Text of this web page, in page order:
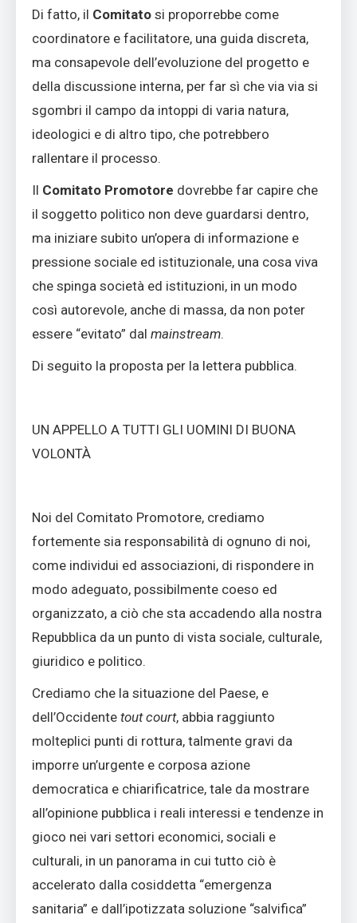
Di fatto, il Comitato si proporrebbe come
coordinatore e facilitatore, una guida discreta,
ma consapevole dell’evoluzione del progetto e
della discussione interna, per far sì che via via si
sgombri il campo da intoppi di varia natura,
ideologici e di altro tipo, che potrebbero
rallentare il processo.
Il Comitato Promotore dovrebbe far capire che
il soggetto politico non deve guardarsi dentro,
ma iniziare subito un’opera di informazione e
pressione sociale ed istituzionale, una cosa viva
che spinga società ed istituzioni, in un modo
così autorevole, anche di massa, da non poter
essere “evitato” dal mainstream.
Di seguito la proposta per la lettera pubblica.
UN APPELLO A TUTTI GLI UOMINI DI BUONA
VOLONTÀ
Noi del Comitato Promotore, crediamo
fortemente sia responsabilità di ognuno di noi,
come individui ed associazioni, di rispondere in
modo adeguato, possibilmente coeso ed
organizzato, a ciò che sta accadendo alla nostra
Repubblica da un punto di vista sociale, culturale,
giuridico e politico.
Crediamo che la situazione del Paese, e
dell’Occidente tout court, abbia raggiunto
molteplici punti di rottura, talmente gravi da
imporre un’urgente e corposa azione
democratica e chiarificatrice, tale da mostrare
all’opinione pubblica i reali interessi e tendenze in
gioco nei vari settori economici, sociali e
culturali, in un panorama in cui tutto ciò è
accelerato dalla cosiddetta “emergenza
sanitaria” e dall’ipotizzata soluzione “salvifica”